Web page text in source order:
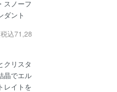
スノーフ
ダント
込71,28
クリスタ
晶でエル
レイトを